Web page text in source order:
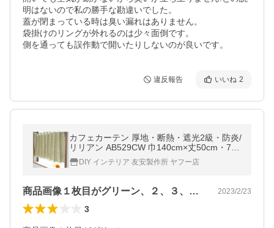
明はないので私の勝手な勘違いでした。
蓋が閉まっている時は臭い漏れはありません。
袋掛けのリングが外れるのは少々面倒です。
違反報告 いいね 2
カフェカーテン 厚地・断熱・遮光2級・防炎/
リリアン AB529CW 巾140cm×丈50cm・75c
m C-F-1
DIY インテリア 友安製作所 ヤフー店
商品画像１枚目がグリーン、２、３、４枚… 2023/2/23
3